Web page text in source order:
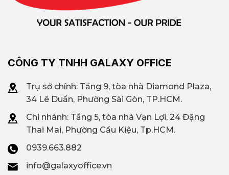
CÔNG TY TNHH GALAXY OFFICE
Trụ sở chính: Tầng 9, tòa nhà Diamond Plaza,
34 Lê Duẩn, Phường Sài Gòn, TP.HCM.
Chi nhánh: Tầng 5, tòa nhà Vạn Lợi, 24 Đặng
Thai Mai, Phường Cầu Kiệu, Tp.HCM.
0939.663.882
info@galaxyoffice.vn